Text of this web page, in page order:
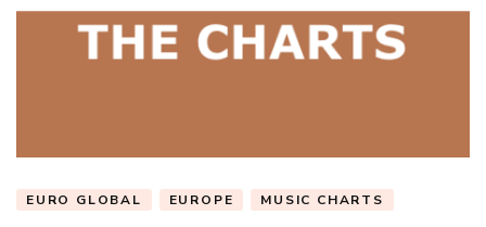
EURO GLOBAL EUROPE MUSIC CHARTS